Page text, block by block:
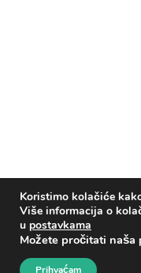
Koristimo kolačiće
Više informacija o
u postavkama
Možete pročitati naša
Prihvaćam